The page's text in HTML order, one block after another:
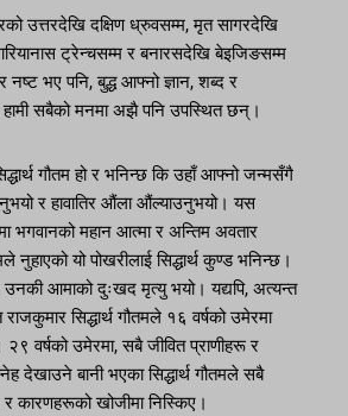
उत्तरदेखि दक्षिण ध्रुवसम्म, मृत सागरदेखि
ट्रेन्चसम्म र बनारसदेखि बेइजिङसम्म
नष्ट भए पनि, बुद्ध आफ्नो ज्ञान, शब्द र
हामी सबैको मनमा अझै पनि उपस्थित छन्।
गौतम हो र भनिन्छ कि उहाँ आफ्नो जन्मसँगै
र हावातिर औंला औंल्याउनुभयो। यस
भगवानको महान आत्मा र अन्तिम अवतार
नुहाएको यो पोखरीलाई सिद्धार्थ कुण्ड भनिन्छ।
उनकी आमाको दुःखद मृत्यु भयो। यद्यपि, अत्यन्त
सिद्धार्थ गौतमले १६ वर्षको उमेरमा
२९ वर्षको उमेरमा, सबै जीवित प्राणीहरू र
देखाउने बानी भएका सिद्धार्थ गौतमले सबै
र कारणहरूको खोजीमा निस्किए।